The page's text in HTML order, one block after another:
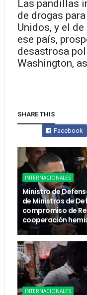
Las pandillas
de drogas
Unidos, y el
ese país,
desastrosa
Washington,
SHARE THIS
Facebook
INTERNACIONALES
Ministro de
de Ministros de
compromiso de
cooperación
INTERNACIONALES